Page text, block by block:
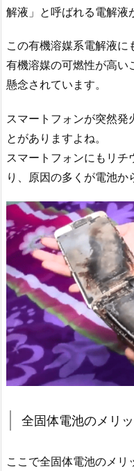
解液」と呼ばれる電解液
この有機溶媒系電解液に
有機溶媒の可燃性が高い
懸念されています。
スマートフォンが突然発
とがありますよね。
スマートフォンにもリチ
り、原因の多くが電池か
全固体電池のメリ
ここで全固体電池のメリ